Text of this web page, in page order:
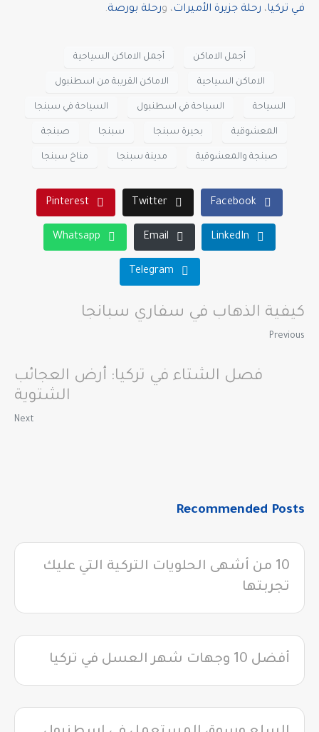
في تركيا، رحلة جزيرة الأميرات، ورحلة بورصة.
أجمل الاماكن أجمل الاماكن السياحية
الاماكن السياحية الاماكن القريبة من اسطنبول
السياحة السياحة في اسطنبول السياحة في سبنجا
المعشوقية بحيرة سبنجا سبنجا صبنجة
صبنجة والمعشوقية مدينة سبنجا مناخ سبنجا
Facebook
Twitter
Pinterest
LinkedIn
Email
Whatsapp
Telegram
كيفية الذهاب في سفاري سبانجا
Previous
فصل الشتاء في تركيا: أرض العجائب
الشتوية
Next
Recommended Posts
10 من أشهى الحلويات التركية التي عليك
تجربتها
أفضل 10 وجهات شهر العسل في تركيا